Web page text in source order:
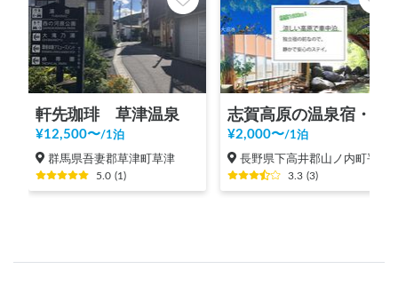
軒先珈琲 草津温泉
¥12,500〜/1泊
群馬県吾妻郡草津町草津
5.0 (1)
¥2,000〜/1泊
長野県下高井郡山ノ内町平穏
3.3 (3)